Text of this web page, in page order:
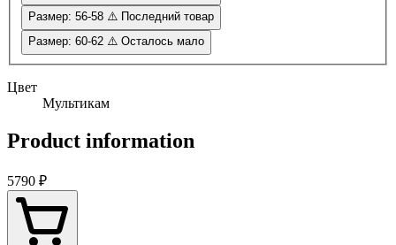
Размер: 56-58 ⚠️ Последний товар
Размер: 60-62 ⚠️ Осталось мало
Цвет
Мультикам
Product information
5790 ₽